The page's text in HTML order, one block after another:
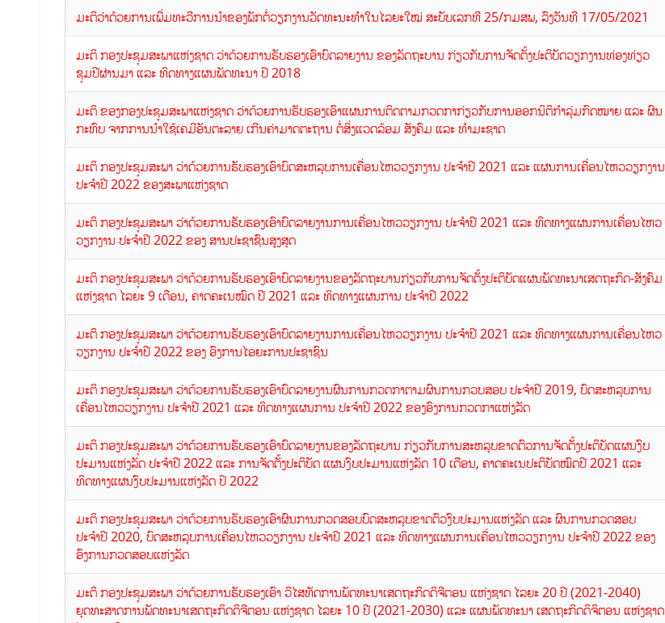
ມະຕິວ່າດ້ວຍການເພີ່ມທະວີການນຳຂອງພັກຕໍ່ວຽກງານວັດທະນະທຳໃນໄລຍະໃໝ່ ສະບັບເລກທີ 25/ກມສພ, ລົງວັນທີ 17/05/2021
ມະຕິ ກອງປະຊຸມສະພາແຫ່ງຊາດ ວ່າດ້ວຍການຮັບຮອງເອົາບົດລາຍງານ ຂອງລັດຖະບານ ກ່ຽວກັບການຈັດຕັ້ງປະຕິບັດວຽກງານທ່ອງທ່ຽວ
ຊຸມປີຜ່ານມາ ແລະ ທິດທາງແຜນພັດທະນາ ປີ 2018
ມະຕິ ຂອງກອງປະຊຸມສະພາແຫ່ງຊາດ ວ່າດ້ວຍການຮັບຮອງເອົາແຜນການຕິດຕາມກວດກາກ່ຽວກັບການອອກນິຕິກຳລຸ່ມກົດໝາຍ ແລະ ຜົນ
ກະທົບ ຈາກການນຳໃຊ້ເຄມີອັນຕະລາຍ ເກີນຄ່າມາດຕະຖານ ຕໍ່ສິ່ງແວດລ້ອມ ສັງຄົມ ແລະ ທຳມະຊາດ
ມະຕິ ກອງປະຊຸມສະພາ ວ່າດ້ວຍການຮັບຮອງເອົາບົດສະຫລຸບການເຄື່ອນໄຫວວຽກງານ ປະຈຳປີ 2021 ແລະ ແຜນການເຄື່ອນໄຫວວຽກງານ
ປະຈຳປີ 2022 ຂອງສະພາແຫ່ງຊາດ
ມະຕິ ກອງປະຊຸມສະພາ ວ່າດ້ວຍການຮັບຮອງເອົາບົດລາຍງານການເຄື່ອນໄຫວວຽກງານ ປະຈຳປີ 2021 ແລະ ທິດທາງແຜນການເຄື່ອນໄຫວ
ວຽກງານ ປະຈຳປີ 2022 ຂອງ ສານປະຊາຊົນສູງສຸດ
ມະຕິ ກອງປະຊຸມສະພາ ວ່າດ້ວຍການຮັບຮອງເອົາບົດລາຍງານຂອງລັດຖະບານກ່ຽວກັບການຈັດຕັ້ງປະຕິບັດແຜນພັດທະນາເສດຖະກິດ-ສັງຄົມ
ແຫ່ງຊາດ ໄລຍະ 9 ເດືອນ, ຄາດຄະເນໝົດ ປີ 2021 ແລະ ທິດທາງແຜນການ ປະຈຳປີ 2022
ມະຕິ ກອງປະຊຸມສະພາ ວ່າດ້ວຍການຮັບຮອງເອົາບົດລາຍງານການເຄື່ອນໄຫວວຽກງານ ປະຈຳປີ 2021 ແລະ ທິດທາງແຜນການເຄື່ອນໄຫວ
ວຽກງານ ປະຈຳປີ 2022 ຂອງ ອົງການໄອຍະການປະຊາຊົນ
ມະຕິ ກອງປະຊຸມສະພາ ວ່າດ້ວຍການຮັບຮອງເອົາບົດລາຍງານຜົນການກວດກາຕາມຜົນການກວບສອບ ປະຈຳປີ 2019, ບົດສະຫລຸບການ
ເຄື່ອນໄຫວວຽກງານ ປະຈຳປີ 2021 ແລະ ທິດທາງແຜນການ ປະຈຳປີ 2022 ຂອງອົງການກວດກາແຫ່ງລັດ
ມະຕິ ກອງປະຊຸມສະພາ ວ່າດ້ວຍການຮັບຮອງເອົາບົດລາຍງານຂອງລັດຖະບານ ກ່ຽວກັບການສະຫລຸບຂາດຕົວການຈັດຕັ້ງປະຕິບັດແຜນງົບ
ປະມານແຫ່ງລັດ ປະຈຳປີ 2022 ແລະ ການຈັດຕັ້ງປະຕິບັດ ແຜນງົບປະມານແຫ່ງລັດ 10 ເດືອນ, ຄາດຄະເນປະຕິບັດໝົດປີ 2021 ແລະ
ທິດທາງແຜນງົບປະມານແຫ່ງລັດ ປິ 2022
ມະຕິ ກອງປະຊຸມສະພາ ວ່າດ້ວຍການຮັບຮອງເອົາຜົນການກວດສອບບົດສະຫລຸບຂາດຕົວງົບປະມານແຫ່ງລັດ ແລະ ຜົນການກວດສອບ
ປະຈຳປີ 2020, ບົດສະຫລຸບການເຄື່ອນໄຫວວຽກງານ ປະຈຳປີ 2021 ແລະ ທິດທາງແຜນການເຄື່ອນໄຫວວຽກງານ ປະຈຳປີ 2022 ຂອງ
ອົງການກວດສອບແຫ່ງລັດ
ມະຕິ ກອງປະຊຸມສະພາ ວ່າດ້ວຍການຮັບຮອງເອົາ ວິໄສທັດການພັດທະນາເສດຖະກິດດິຈີຕອນ ແຫ່ງຊາດ ໄລຍະ 20 ປີ (2021-2040)
ຍຸດທະສາດການພັດທະນາເສດຖະກິດດິຈີຕອນ ແຫ່ງຊາດ ໄລຍະ 10 ປີ (2021-2030) ແລະ ແຜນພັດທະນາ ເສດຖະກິດດິຈິຕອນ ແຫ່ງຊາດ